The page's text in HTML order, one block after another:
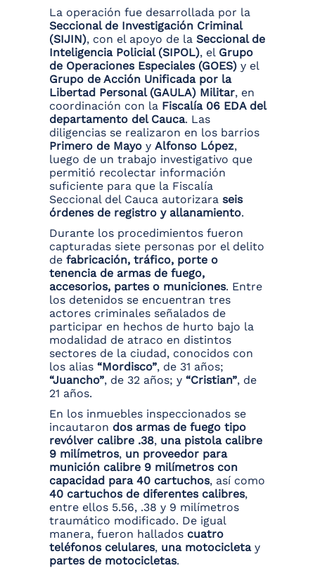
La operación fue desarrollada por la
Seccional de Investigación Criminal
(SIJIN), con el apoyo de la Seccional de
Inteligencia Policial (SIPOL), el Grupo
de Operaciones Especiales (GOES) y el
Grupo de Acción Unificada por la
Libertad Personal (GAULA) Militar, en
coordinación con la Fiscalía 06 EDA del
departamento del Cauca. Las
diligencias se realizaron en los barrios
Primero de Mayo y Alfonso López,
luego de un trabajo investigativo que
permitió recolectar información
suficiente para que la Fiscalía
Seccional del Cauca autorizara seis
órdenes de registro y allanamiento.
Durante los procedimientos fueron
capturadas siete personas por el delito
de fabricación, tráfico, porte o
tenencia de armas de fuego,
accesorios, partes o municiones. Entre
los detenidos se encuentran tres
actores criminales señalados de
participar en hechos de hurto bajo la
modalidad de atraco en distintos
sectores de la ciudad, conocidos con
los alias “Mordisco”, de 31 años;
“Juancho”, de 32 años; y “Cristian”, de
21 años.
En los inmuebles inspeccionados se
incautaron dos armas de fuego tipo
revólver calibre .38, una pistola calibre
9 milímetros, un proveedor para
munición calibre 9 milímetros con
capacidad para 40 cartuchos, así como
40 cartuchos de diferentes calibres,
entre ellos 5.56, .38 y 9 milímetros
traumático modificado. De igual
manera, fueron hallados cuatro
teléfonos celulares, una motocicletay
partes de motocicletas.